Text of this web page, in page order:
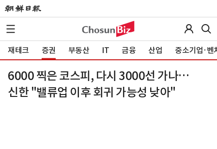
재테크 증권 부동산 IT 금융 산업 중소기업·벤
6000 찍은 코스피, 다시 3000선 가나…
신한 "밸류업 이후 회귀 가능성 낮아"